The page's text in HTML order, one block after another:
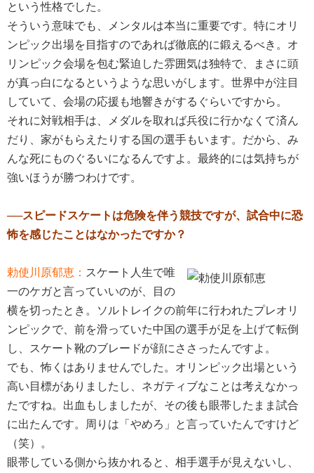
という性格でした。
そういう意味でも、メンタルは本当に重要です。特にオリ
ンピック出場を目指すのであれば徹底的に鍛えるべき。オ
リンピック会場を包む緊迫した雰囲気は独特で、まさに頭
が真っ白になるというような思いがします。世界中が注目
していて、会場の応援も地響きがするぐらいですから。
それに対戦相手は、メダルを取れば兵役に行かなくて済ん
だり、家がもらえたりする国の選手もいます。だから、み
んな死にものぐるいになるんですよ。最終的には気持ちが
強いほうが勝つわけです。
──スピードスケートは危険を伴う競技ですが、試合中に恐
怖を感じたことはなかったですか？
勅使川原郁恵： スケート人生で唯
一のケガと言っていいのが、目の
横を切ったとき。ソルトレイクの前年に行われたプレオリ
ンピックで、前を滑っていた中国の選手が足を上げて転倒
し、スケート靴のブレードが顔にささったんですよ。
でも、怖くはありませんでした。オリンピック出場という
高い目標がありましたし、ネガティブなことは考えなかっ
たですね。出血もしましたが、その後も眼帯したまま試合
に出たんです。周りは「やめろ」と言っていたんですけど
（笑）。
眼帯している側から抜かれると、相手選手が見えないし、